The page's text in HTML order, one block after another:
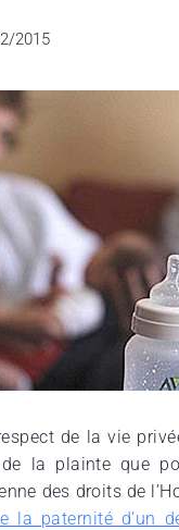
2015
de la vie
la plainte que
des droits de
la paternité d’un